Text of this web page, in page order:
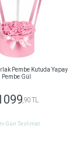
Pembe Kutuda Yapay
Pembe Gül
,90 TL
Gün Teslimat